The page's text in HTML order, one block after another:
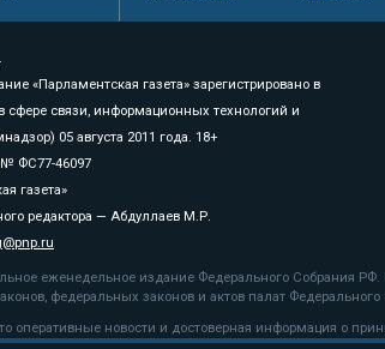
«Парламентская газета» зарегистрировано в
сфере связи, информационных технологий и
05 августа 2011 года. 18+
№ ФС77-46097
газета»
редактора — Абдуллаев М.Р.
еженедельное издание Федерального Собрания
федеральных законов и актов палат
оперативные новости и достоверная информация о